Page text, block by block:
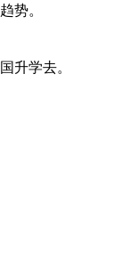
势。
升学去。